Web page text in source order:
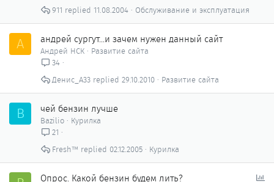
Обслуживание и эксплуатация
11.08.2004
911
А андрей сургут...и зачем нужен данный сайт
Андрей НСК
Развитие сайта
34
Развитие сайта
29.10.2010
Денис_А33
B чей бензин лучше
Bazilio
Курилка
21
Курилка
02.12.2005
Fresh™
О
Опрос. Какой бензин будем лить?